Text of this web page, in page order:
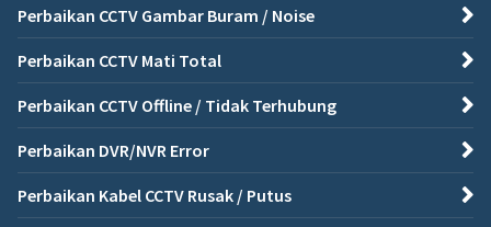
Perbaikan CCTV Gambar Buram / Noise
Perbaikan CCTV Mati Total
Perbaikan CCTV Offline / Tidak Terhubung
Perbaikan DVR/NVR Error
Perbaikan Kabel CCTV Rusak / Putus